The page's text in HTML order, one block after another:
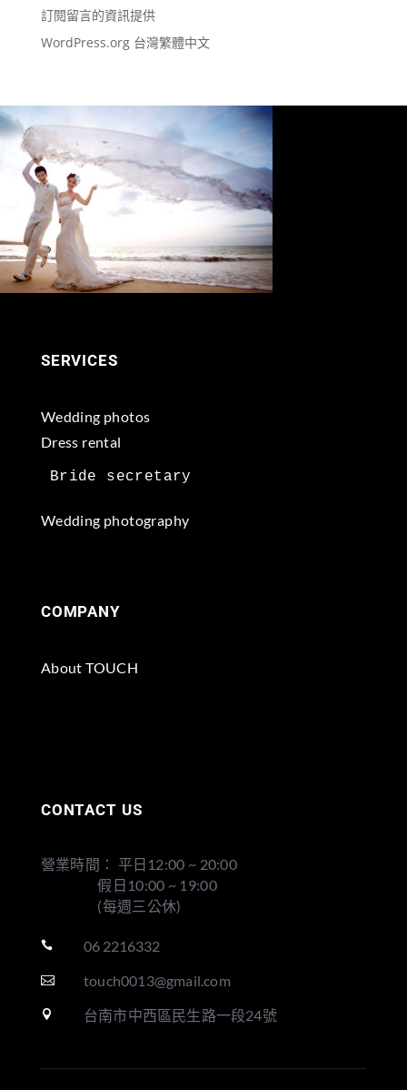
訂閱留言的資訊提供
WordPress.org 台灣繁體中文
SERVICES
Wedding photos
Dress rental
Wedding photography
COMPANY
About TOUCH
CONTACT US
營業時間： 平日12:00 ~ 20:00
假日10:00 ~ 19:00
(每週三公休)
 06 2216332
 touch0013@gmail.com
 台南市中西區民生路一段24號